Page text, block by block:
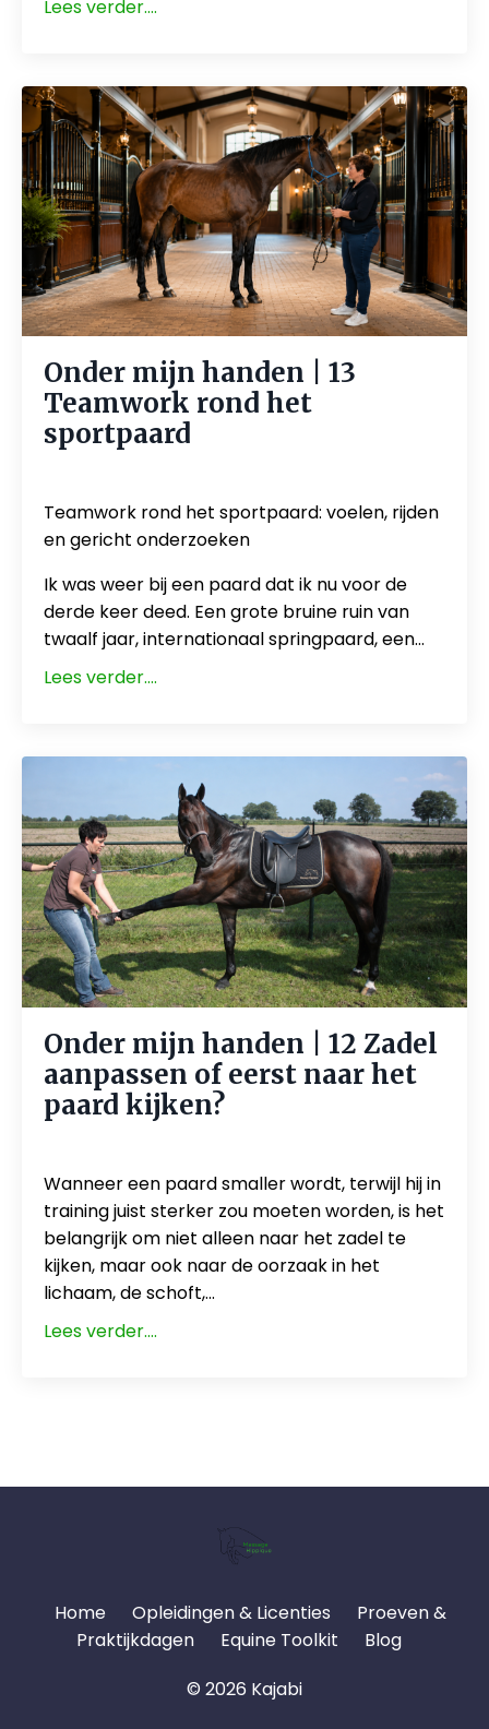
Lees verder....
Onder mijn handen | 13
Teamwork rond het
sportpaard
Teamwork rond het sportpaard: voelen, rijden
en gericht onderzoeken
Ik was weer bij een paard dat ik nu voor de
derde keer deed. Een grote bruine ruin van
twaalf jaar, internationaal springpaard, een...
Lees verder....
Onder mijn handen | 12 Zadel
aanpassen of eerst naar het
paard kijken?
Wanneer een paard smaller wordt, terwijl hij in
training juist sterker zou moeten worden, is het
belangrijk om niet alleen naar het zadel te
kijken, maar ook naar de oorzaak in het
lichaam, de schoft,...
Lees verder....
Home Opleidingen & Licenties
Proeven &
Praktijkdagen
Equine Toolkit
Blog
© 2026 Kajabi